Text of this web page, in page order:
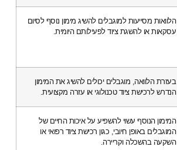
הלוואות מסייעות למוגבלים להשיג מימון נוסף לסיום
עסקאות או להשגת ציוד לפעילותם היומית.
בעזרת הלוואה, מוגבלים יכולים להשיג את המימון
הנדרש לרכישת ציוד טכנולוגי או עזרה מקצועית.
המימון הנוסף עשוי להשפיע על איכות החיים של
המוגבלים באופן חיובי, כגון רכישת ציוד רפואי או
השקעה בהשכלה וקריירה.